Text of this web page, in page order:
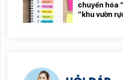
chuyển hóa
“khu vườn